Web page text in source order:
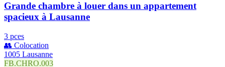
Grande chambre à louer dans un appartement
spacieux à Lausanne
3 pces
👥 Colocation
1005 Lausanne
FB.CHRO.003